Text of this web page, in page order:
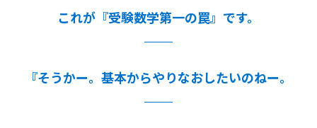
これが『受験数学第一の罠』です。
『そうかー。基本からやりなおしたいのねー。